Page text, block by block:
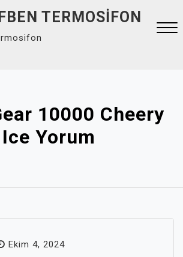
TERMOSIFON
10000 Cheery
Ice Yorum
Ekim 4, 2024